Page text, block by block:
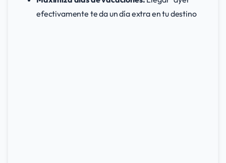
efectivamente te da un día extra en tu destino